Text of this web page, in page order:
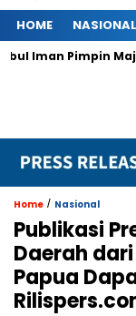
HOME NASIONAL
Majelis Syuro
Home / Nasional
Publikasi
Daerah
Papua